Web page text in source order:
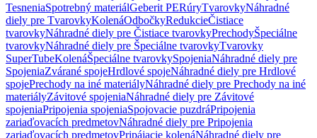
TesneniaSpotrebný materiálGeberit PERúryTvarovkyNáhradné
diely pre TvarovkyKolenáOdbočkyRedukcieČistiace
tvarovkyNáhradné diely pre Čistiace tvarovkyPrechodyŠpeciálne
tvarovkyNáhradné diely pre Špeciálne tvarovkyTvarovky
SuperTubeKolenáŠpeciálne tvarovkySpojeniaNáhradné diely pre
SpojeniaZvárané spojeHrdlové spojeNáhradné diely pre Hrdlové
spojePrechody na iné materiályNáhradné diely pre Prechody na iné
materiályZávitové spojeniaNáhradné diely pre Závitové
spojeniaPripojenia spojeniaSpojovacie puzdráPripojenia
zariaďovacích predmetovNáhradné diely pre Pripojenia
zariaďovacích predmetovPripájacie kolenáNáhradné diely pre